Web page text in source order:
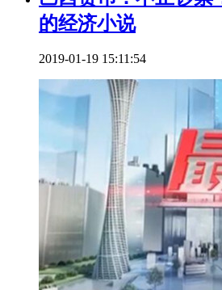
的经济小说
2019-01-19 15:11:54